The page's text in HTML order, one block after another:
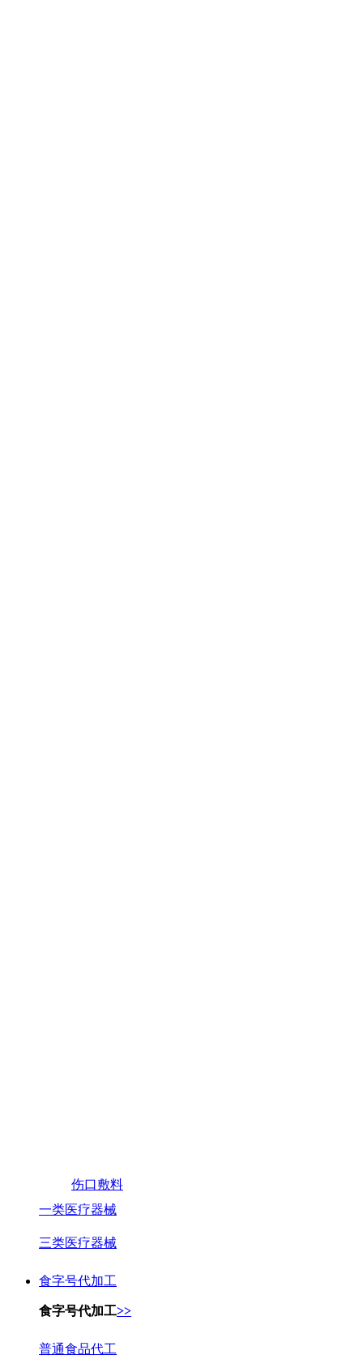
伤口敷料
一类医疗器械
三类医疗器械
食字号代加工
食字号代加工>>
普通食品代工